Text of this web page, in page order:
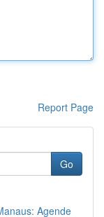
Report Page
Go
Agende